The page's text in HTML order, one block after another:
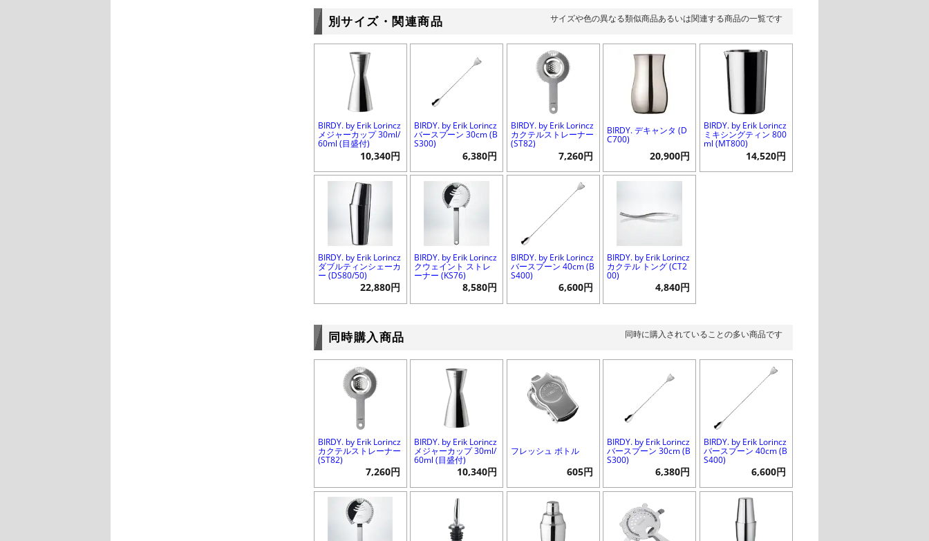
別サイズ・関連商品 サイズや色の異なる類似商品あるいは関連する商品の一覧です
BIRDY. by Erik Lorincz
メジャーカップ 30ml/
60ml (目盛付)
10,340円
BIRDY. by Erik Lorincz
バースプーン 30cm (B
S300)
6,380円
BIRDY. by Erik Lorincz
カクテルストレーナー
(ST82)
7,260円
BIRDY. デキャンタ (D
C700)
20,900円
BIRDY. by Erik Lorincz
ミキシングティン 800
ml (MT800)
14,520円
BIRDY. by Erik Lorincz
ダブルティンシェーカ
ー (DS80/50)
22,880円
BIRDY. by Erik Lorincz
クウェイント ストレ
ーナー (KS76)
8,580円
BIRDY. by Erik Lorincz
バースプーン 40cm (B
S400)
6,600円
BIRDY. by Erik Lorincz
カクテル トング (CT2
00)
4,840円
同時購入商品 同時に購入されていることの多い商品です
BIRDY. by Erik Lorincz
カクテルストレーナー
(ST82)
7,260円
BIRDY. by Erik Lorincz
メジャーカップ 30ml/
60ml (目盛付)
10,340円
フレッシュ ボトル
605円
BIRDY. by Erik Lorincz
バースプーン 30cm (B
S300)
6,380円
BIRDY. by Erik Lorincz
バースプーン 40cm (B
S400)
6,600円